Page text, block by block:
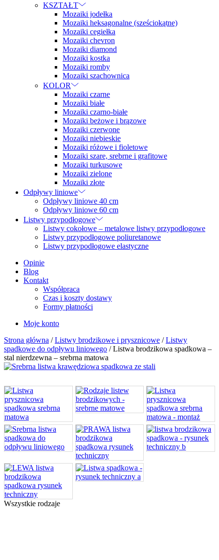
KSZTAŁT
Mozaiki jodełka
Mozaiki heksagonalne (sześciokątne)
Mozaiki cegiełka
Mozaiki chevron
Mozaiki diamond
Mozaiki kostka
Mozaiki romby
Mozaiki szachownica
KOLOR
Mozaiki czarne
Mozaiki białe
Mozaiki czarno-białe
Mozaiki beżowe i brązowe
Mozaiki czerwone
Mozaiki niebieskie
Mozaiki różowe i fioletowe
Mozaiki szare, srebrne i grafitowe
Mozaiki turkusowe
Mozaiki zielone
Mozaiki złote
Odpływy liniowe
Odpływy liniowe 40 cm
Odpływy liniowe 60 cm
Listwy przypodłogowe
Listwy cokołowe – metalowe listwy przypodłogowe
Listwy przypodłogowe poliuretanowe
Listwy przypodłogowe elastyczne
Opinie
Blog
Kontakt
Współpraca
Czas i koszty dostawy
Formy płatności
Moje konto
Strona główna /Listwy brodzikowe i prysznicowe /Listwy
spadkowe do odpływu liniowego / Listwa brodzikowa spadkowa –
stal nierdzewna – srebrna matowa
Wszystkie rodzaje